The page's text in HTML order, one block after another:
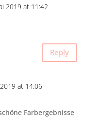
2019 at 11:42
Reply
at 14:06
Farbergebnisse